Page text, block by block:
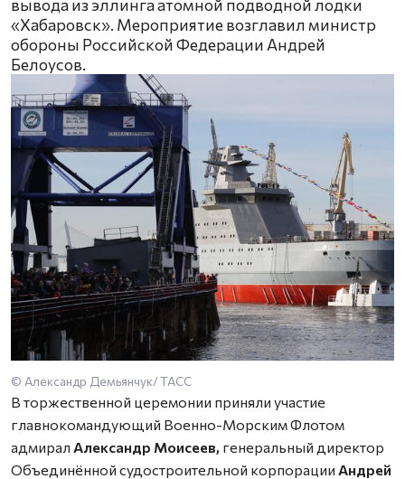
вывода из эллинга атомной подводной лодки
«Хабаровск». Мероприятие возглавил министр
обороны Российской Федерации Андрей
Белоусов.
© Александр Демьянчук/ ТАСС
В торжественной церемонии приняли участие
главнокомандующий Военно-Морским Флотом
адмирал Александр Моисеев, генеральный директор
Объединённой судостроительной корпорации Андрей